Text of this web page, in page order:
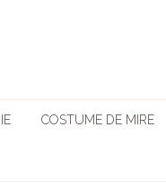
COSTUME DE MIRE